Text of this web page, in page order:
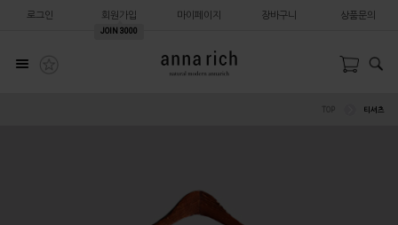
로그인 회원가입
JOIN 3000
마이페이지 장바구니 상품문의
티셔츠